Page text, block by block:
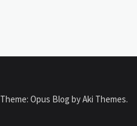
Theme: Opus Blog byAki Themes.